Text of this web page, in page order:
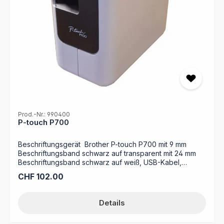
Prod.-Nr.: 990400
P-touch P700
Beschriftungsgerät Brother P-touch P700 mit 9 mm
Beschriftungsband schwarz auf transparent mit 24 mm
Beschriftungsband schwarz auf weiß, USB-Kabel,
Druckertreiber) sowie Schnellstart-Anleitung
Regulärer Preis:
CHF 102.00
Details